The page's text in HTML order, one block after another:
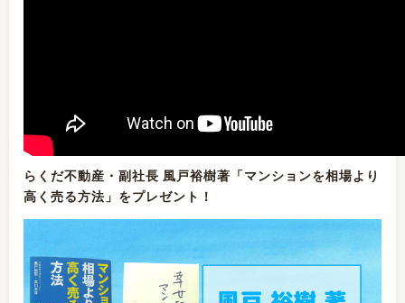
らくだ不動産・副社長 風戸裕樹著「マンションを相場より
高く売る方法」をプレゼント！